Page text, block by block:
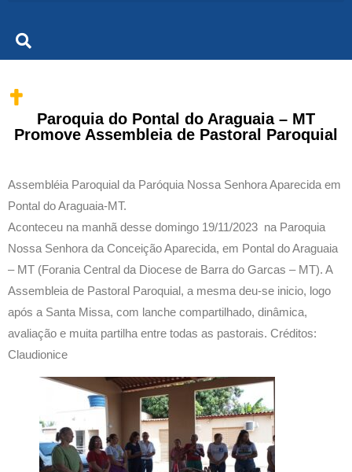
Paroquia do Pontal do Araguaia – MT
Promove Assembleia de Pastoral Paroquial
Assembléia Paroquial da Paróquia Nossa Senhora Aparecida em
Pontal do Araguaia-MT.
Aconteceu na manhã desse domingo 19/11/2023 na Paroquia
Nossa Senhora da Conceição Aparecida, em Pontal do Araguaia
– MT (Forania Central da Diocese de Barra do Garcas – MT). A
Assembleia de Pastoral Paroquial, a mesma deu-se inicio, logo
após a Santa Missa, com lanche compartilhado, dinâmica,
avaliação e muita partilha entre todas as pastorais. Créditos:
Claudionice